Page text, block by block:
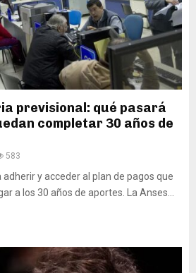
previsional: qué pasará
completar 30 años de
583
adherir y acceder al plan de pagos que
a los 30 años de aportes. La Anses...